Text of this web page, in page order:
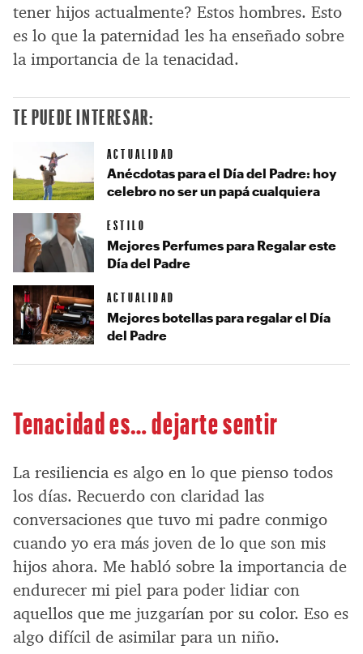
tener hijos actualmente? Estos hombres. Esto
es lo que la paternidad les ha enseñado sobre
la importancia de la tenacidad.
Tenacidad es… dejarte sentir
La resiliencia es algo en lo que pienso todos
los días. Recuerdo con claridad las
conversaciones que tuvo mi padre conmigo
cuando yo era más joven de lo que son mis
hijos ahora. Me habló sobre la importancia de
endurecer mi piel para poder lidiar con
aquellos que me juzgarían por su color. Eso es
algo difícil de asimilar para un niño.
TE PUEDE INTERESAR:
ACTUALIDAD
Anécdotas para el Día del Padre: hoy
celebro no ser un papá cualquiera
ESTILO
Mejores Perfumes para Regalar este
Día del Padre
ACTUALIDAD
Mejores botellas para regalar el Día
del Padre